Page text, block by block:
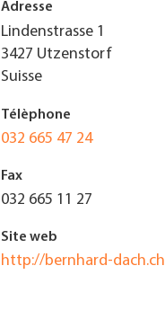
Adresse
Lindenstrasse 1
3427 Utzenstorf
Suisse
Télèphone
032 665 47 24
Fax
032 665 11 27
Site web
http://bernhard-dach.ch